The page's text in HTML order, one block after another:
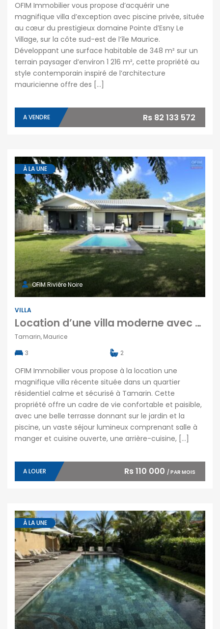
OFIM Immobilier vous propose d’acquérir une
magnifique villa d’exception avec piscine privée, située
au cœur du prestigieux domaine Pointe d’Esny Le
Village, sur la côte sud-est de l’île Maurice.
Développant une surface habitable de 348 m² sur un
terrain paysager d’environ 1 216 m², cette propriété au
style contemporain inspiré de l’architecture
mauricienne offre des […]
A VENDRE Rs 82 133 572
À LA UNE
OFIM Rivière Noire
VILLA
Location d’une villa moderne avec piscine et terrasse à Tamarin Maurice
Tamarin, Maurice
3
2
OFIM Immobilier vous propose à la location une
magnifique villa récente située dans un quartier
résidentiel calme et sécurisé à Tamarin. Cette
propriété offre un cadre de vie confortable et paisible,
avec une belle terrasse donnant sur le jardin et la
piscine, un vaste séjour lumineux comprenant salle à
manger et cuisine ouverte, une arrière-cuisine, […]
A LOUER Rs 110 000 / PAR MOIS
À LA UNE